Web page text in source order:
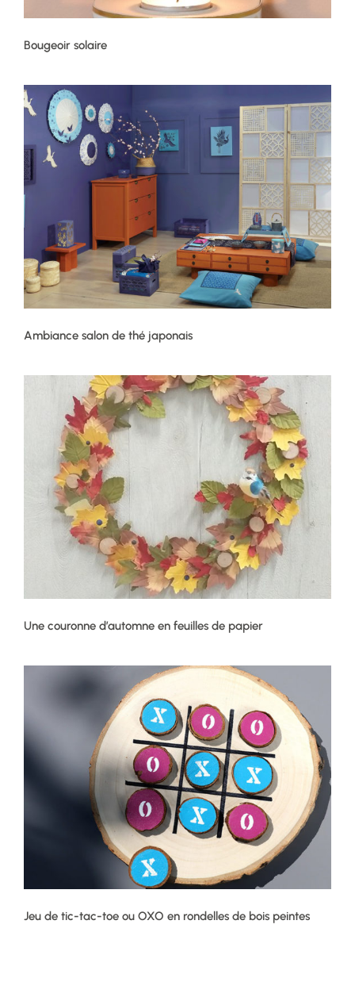
Bougeoir solaire
Ambiance salon de thé japonais
Une couronne d’automne en feuilles de papier
Jeu de tic-tac-toe ou OXO en rondelles de bois peintes